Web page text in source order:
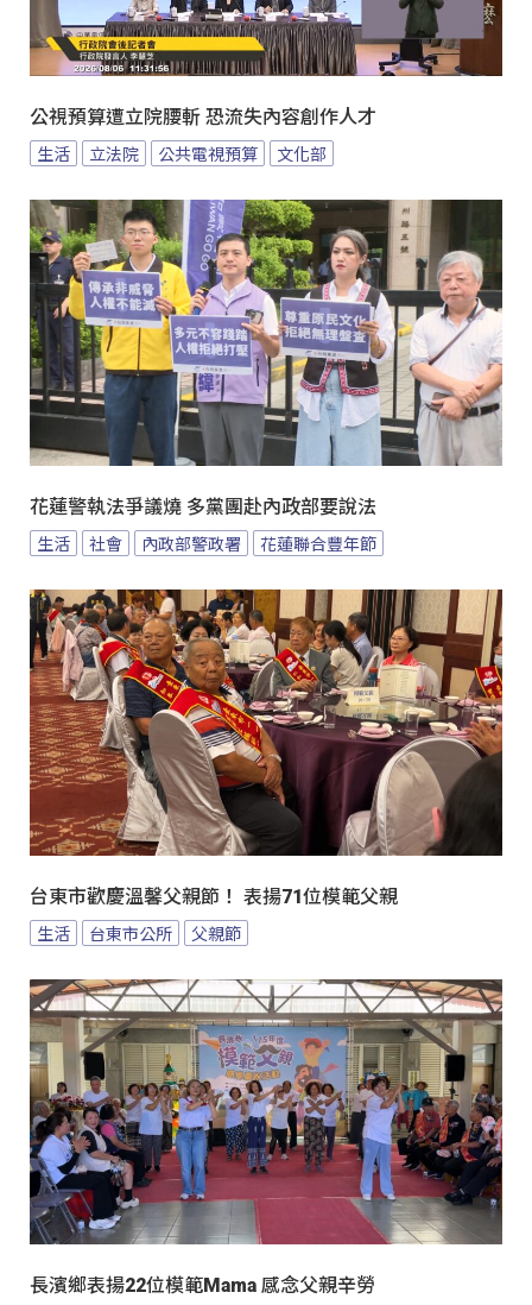
公視預算遭立院腰斬 恐流失內容創作人才
生活 立法院 公共電視預算 文化部
花蓮警執法爭議燒 多黨團赴內政部要說法
生活 社會 內政部警政署 花蓮聯合豐年節
台東市歡慶溫馨父親節！ 表揚71位模範父親
生活 台東市公所 父親節
長濱鄉表揚22位模範Mama 感念父親辛勞